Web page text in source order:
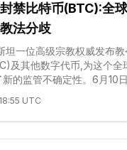
禁比特币(BTC):全
法分歧
坦一位高级宗教权威发布
及其他数字代币,为这个全
的监管不确定性。6月10
马尼(Mufti Taqi Usmani)与
决禁止以比特币、稳定币
过是账户中虚构数字的记
UTC